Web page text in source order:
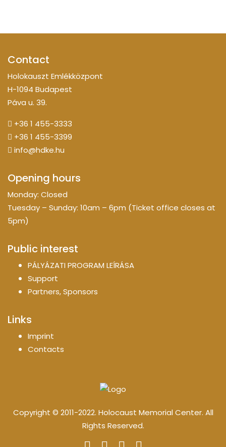
Contact
Holokauszt Emlékközpont
H-1094 Budapest
Páva u. 39.
+36 1 455-3333
+36 1 455-3399
info@hdke.hu
Opening hours
Monday: Closed
Tuesday – Sunday: 10am – 6pm (Ticket office closes at
5pm)
Public interest
PÁLYÁZATI PROGRAM LEÍRÁSA
Support
Partners, Sponsors
Links
Imprint
Contacts
Copyright © 2011-2022. Holocaust Memorial Center. All
Rights Reserved.